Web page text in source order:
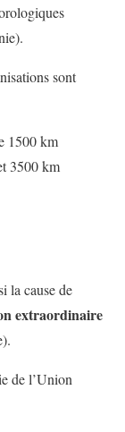
sont
1500 km
3500 km
la cause de
extraordinaire
de l’Union